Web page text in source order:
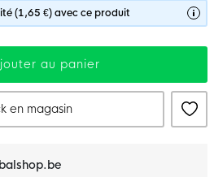
(1,65 €) avec ce produit
au panier
en magasin